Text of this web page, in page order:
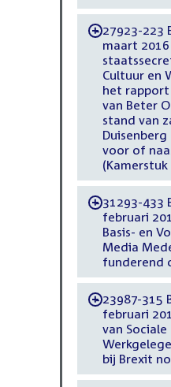
-27923-223
maart 2016
Cultuur en
het rapport
van Beter
stand van
voor of
(Kamerstuk
-31293-433
februari
Basis- en
Media
funderend
-23987-315
februari
van Sociale
bij Brexit